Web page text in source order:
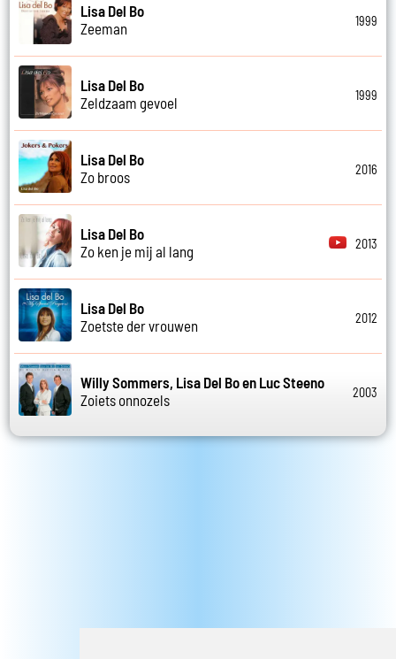
Lisa Del Bo
Zeeman
1999
Lisa Del Bo
Zeldzaam gevoel
1999
Lisa Del Bo
Zo broos
2016
Lisa Del Bo
Zo ken je mij al lang
2013
Lisa Del Bo
Zoetste der vrouwen
2012
Willy Sommers, Lisa Del Bo en Luc Steeno
Zoiets onnozels
2003